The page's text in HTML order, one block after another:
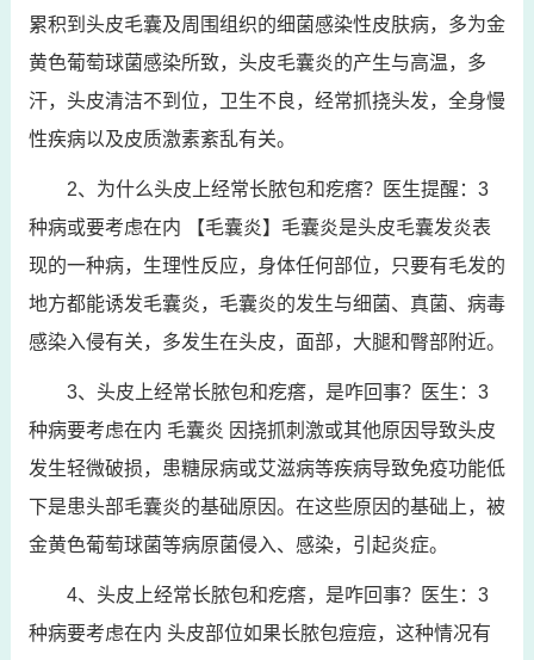
累积到头皮毛囊及周围组织的细菌感染性皮肤病，多为金
黄色葡萄球菌感染所致，头皮毛囊炎的产生与高温，多
汗，头皮清洁不到位，卫生不良，经常抓挠头发，全身慢
性疾病以及皮质激素紊乱有关。
2、为什么头皮上经常长脓包和疙瘩？医生提醒：3
种病或要考虑在内 【毛囊炎】毛囊炎是头皮毛囊发炎表
现的一种病，生理性反应，身体任何部位，只要有毛发的
地方都能诱发毛囊炎，毛囊炎的发生与细菌、真菌、病毒
感染入侵有关，多发生在头皮，面部，大腿和臀部附近。
3、头皮上经常长脓包和疙瘩，是咋回事？医生：3
种病要考虑在内 毛囊炎 因挠抓刺激或其他原因导致头皮
发生轻微破损，患糖尿病或艾滋病等疾病导致免疫功能低
下是患头部毛囊炎的基础原因。在这些原因的基础上，被
金黄色葡萄球菌等病原菌侵入、感染，引起炎症。
4、头皮上经常长脓包和疙瘩，是咋回事？医生：3
种病要考虑在内 头皮部位如果长脓包痘痘，这种情况有